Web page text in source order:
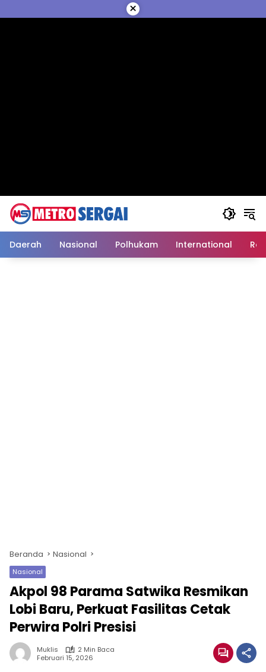
ke
×
Daerah Nasional Polhukam International
Beranda Nasional
Nasional
Akpol 98 Parama Satwika Resmikan
Lobi Baru, Perkuat Fasilitas Cetak
Perwira Polri Presisi
Muklis
2 Min Baca
Februari 15, 2026